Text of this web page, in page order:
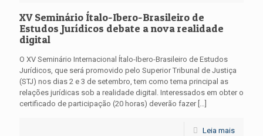
XV Seminário Ítalo-Ibero-Brasileiro de
Estudos Jurídicos debate a nova realidade
digital
O XV Seminário Internacional Ítalo-Ibero-Brasileiro de Estudos
Jurídicos, que será promovido pelo Superior Tribunal de Justiça
(STJ) nos dias 2 e 3 de setembro, tem como tema principal as
relações jurídicas sob a realidade digital. Interessados em obter o
certificado de participação (20 horas) deverão fazer[…]
Leia mais